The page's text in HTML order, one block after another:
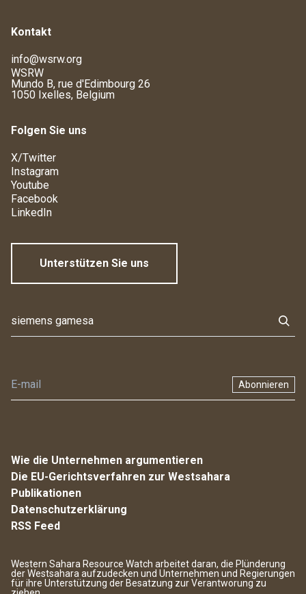
Kontakt
info@wsrw.org
WSRW
Mundo B, rue d'Edimbourg 26
1050 Ixelles, Belgium
Folgen Sie uns
X/Twitter
Instagram
Youtube
Facebook
LinkedIn
Unterstützen Sie uns
Abonnieren
Wie die Unternehmen argumentieren
Die EU-Gerichtsverfahren zur Westsahara
Publikationen
Datenschutzerklärung
RSS Feed
Western Sahara Resource Watch arbeitet daran, die Plünderung
der Westsahara aufzudecken und Unternehmen und Regierungen
für ihre Unterstützung der Besatzung zur Verantworung zu